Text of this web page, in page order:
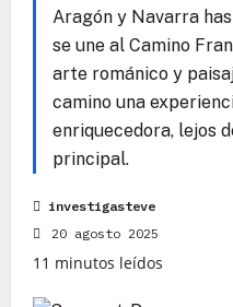
Aragón y Navarra
se une al Camino
arte románico y
camino una
enriquecedora, lejos
principal.
investigasteve
20 agosto 2025
11 minutos leídos